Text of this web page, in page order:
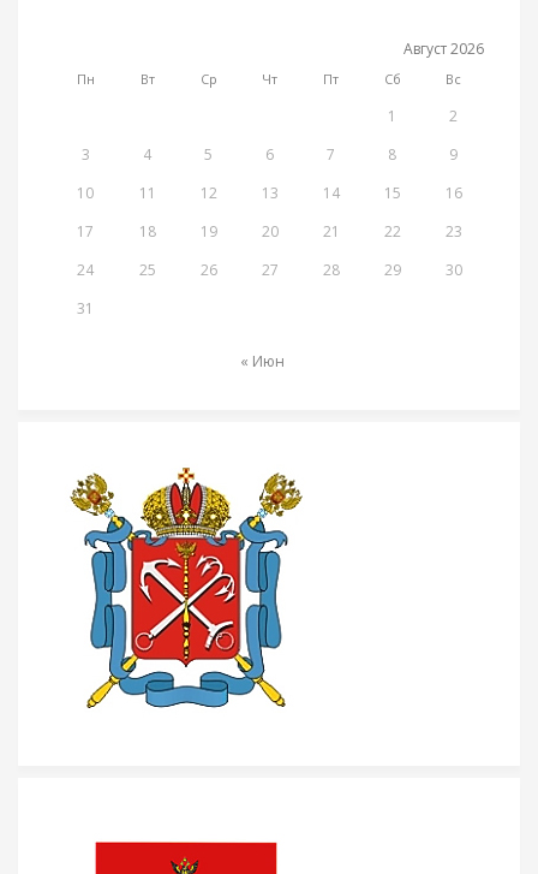
Август 2026
Пн Вт Ср Чт Пт Сб Вс
1
2
3
4 5 6 7 8
9
10
11 12 13 14 15
16
17
18 19 20 21 22
23
24
25 26 27 28 29
30
31
« Июн